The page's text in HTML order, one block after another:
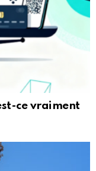
ce vraiment